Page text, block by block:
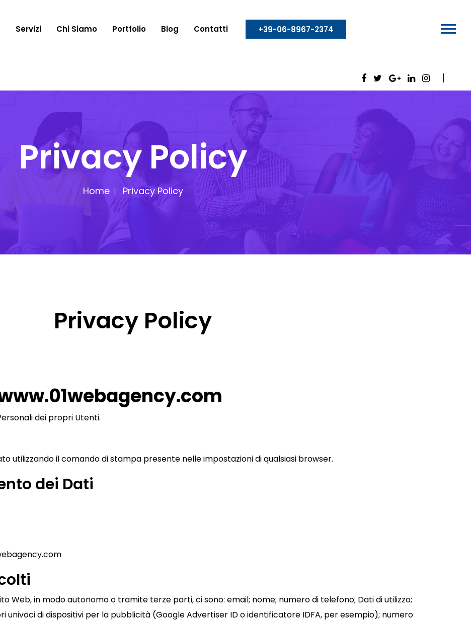
Servizi Chi Siamo Portfolio Blog Contatti +39-06-8967-2374
Privacy Policy
Home Privacy Policy
Privacy Policy
dei propri Utenti.
utilizzando il comando di stampa presente nelle impostazioni di qualsiasi browser.
dei Dati
Web, in modo autonomo o tramite terze parti, ci sono: email; nome; numero di telefono; Dati di utilizzo;
di dispositivi per la pubblicità (Google Advertiser ID o identificatore IDFA, per esempio); numero